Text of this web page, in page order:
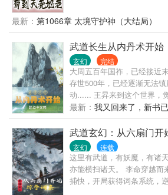
到，9999倍爆率地图系统。
了只鸡，爆了一地装备，从
杀鸡狂魔。 没灵石了，去杀
功法，去杀鸡，总之缺什么
率，打鸡爆一切，打鸡爆顶级
最新： 第1066章 太境守护神（大结局）
武道长生从内丹术开始
玄幻 完结
大周五百年国祚，已经接近
存世500年，已经逐渐无法
动...... 王昇来到这个世界，
要技能进度条达到满级突破
运宗师活500年，他修炼前
药，寿命怎么得也得翻个十
药前，先得种植菊花药材交
的…… 果然，想要靠前世的
DNA的种植点满！
锦奠基，内丹术为根本法，
事……
最新： 我又回来了，新书
武道玄幻：从六扇门开
玄幻 连载
这里有武道，有妖魔，有诸
亦能横扫诸天。 李命穿越而
捕快，开局获得词条系统，